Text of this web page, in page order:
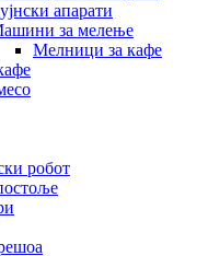
апарати
за мелење
Мелници за кафе
робот